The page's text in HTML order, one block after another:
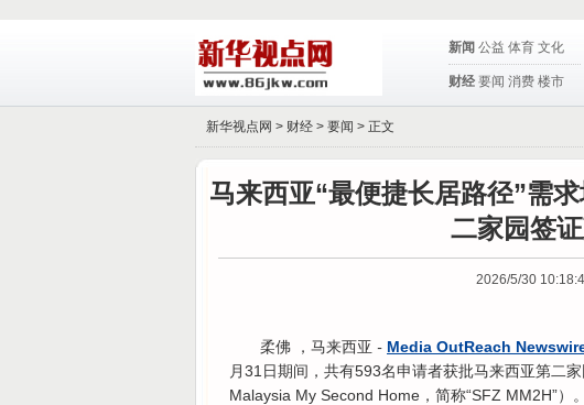
新闻 公益 体育 文化
财经 要闻 消费 楼市
新华视点网 > 财经 > 要闻 > 正文
马来西亚“最便捷长居路径”需
二家园签证
2026/5/30
柔佛 ，马来西亚 - Media OutReach
月31日期间，共有593名申请者获批马来西亚第二
Malaysia My Second Home，简称“SFZ MM2H”